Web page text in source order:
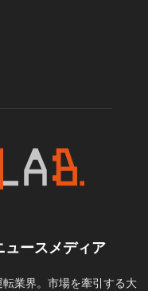
ュースメディア
業界。市場を牽引する大